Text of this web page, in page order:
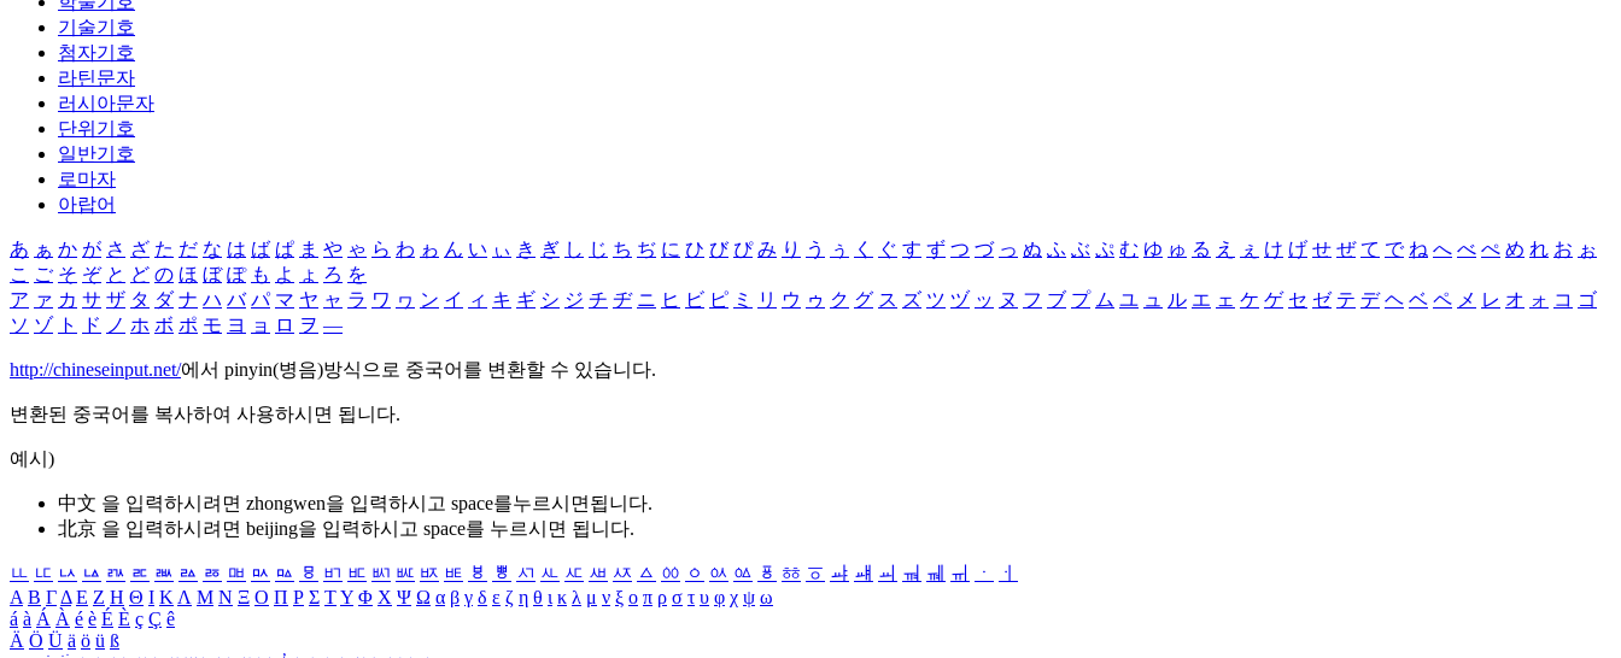
기술기호
첨자기호
라틴문자
러시아문자
단위기호
일반기호
로마자
아랍어
あ ぁ か が さ ざ た だ な は ば ぱ ま や ゃ ら わ ゎ ん い ぃ き ぎ し じ ち ぢ に ひ び ぴ み り う ぅ く ぐ す ず つ づ っ ぬ ふ ぶ ぷ む ゆ ゅ る え ぇ け げ せ ぜ て で ね へ べ ぺ め れ お ぉ
こ ご そ ぞ と ど の ほ ぼ ぽ も よ ょ ろ を
ア ァ カ サ ザ タ ダ ナ ハ バ パ マ ヤ ャ ラ ワ ヮ ン イ ィ キ ギ シ ジ チ ヂ ニ ヒ ビ ピ ミ リ ウ ゥ ク グ ス ズ ツ ヅ ッ ヌ フ ブ プ ム ユ ュ ル エ ェ ケ ゲ セ ゼ テ デ ヘ ベ ペ メ レ オ ォ コ ゴ
ソ ゾ ト ド ノ ホ ボ ポ モ ヨ ョ ロ ヲ ―
http://chineseinput.net/에서 pinyin(병음)방식으로 중국어를 변환할 수 있습니다.
변환된 중국어를 복사하여 사용하시면 됩니다.
예시)
中文 을 입력하시려면 zhongwen을 입력하시고 space를누르시면됩니다.
北京 을 입력하시려면 beijing을 입력하시고 space를 누르시면 됩니다.
ㅥ ㅦ ㅧ ㅨ ㅩ ㅪ ㅫ ㅬ ㅭ ㅮ ㅯ ㅰ ㅱ ㅲ ㅳ ㅴ ㅵ ㅶ ㅷ ㅸ ㅹ ㅺ ㅻ ㅼ ㅽ ㅾ ㅿ ㆀ ㆁ ㆂ ㆃ ㆄ ㆅ ㆆ ㆇ ㆈ ㆉ ㆊ ㆋ ㆌ ㆍ
ㆎ
Α Β ΓΔ Ε Ζ Η Θ Ι ΚΛ Μ Ν Ξ Ο Π Ρ Σ ΤΥ Φ Χ Ψ Ω α β γ δ ε ζ η θ ι κ λ μ ν ξ ο π ρ σ τ υ φ χ ψ ω
á à Á À é è É È ç Ç ê
Ä Ö Ü ä ö ü ß